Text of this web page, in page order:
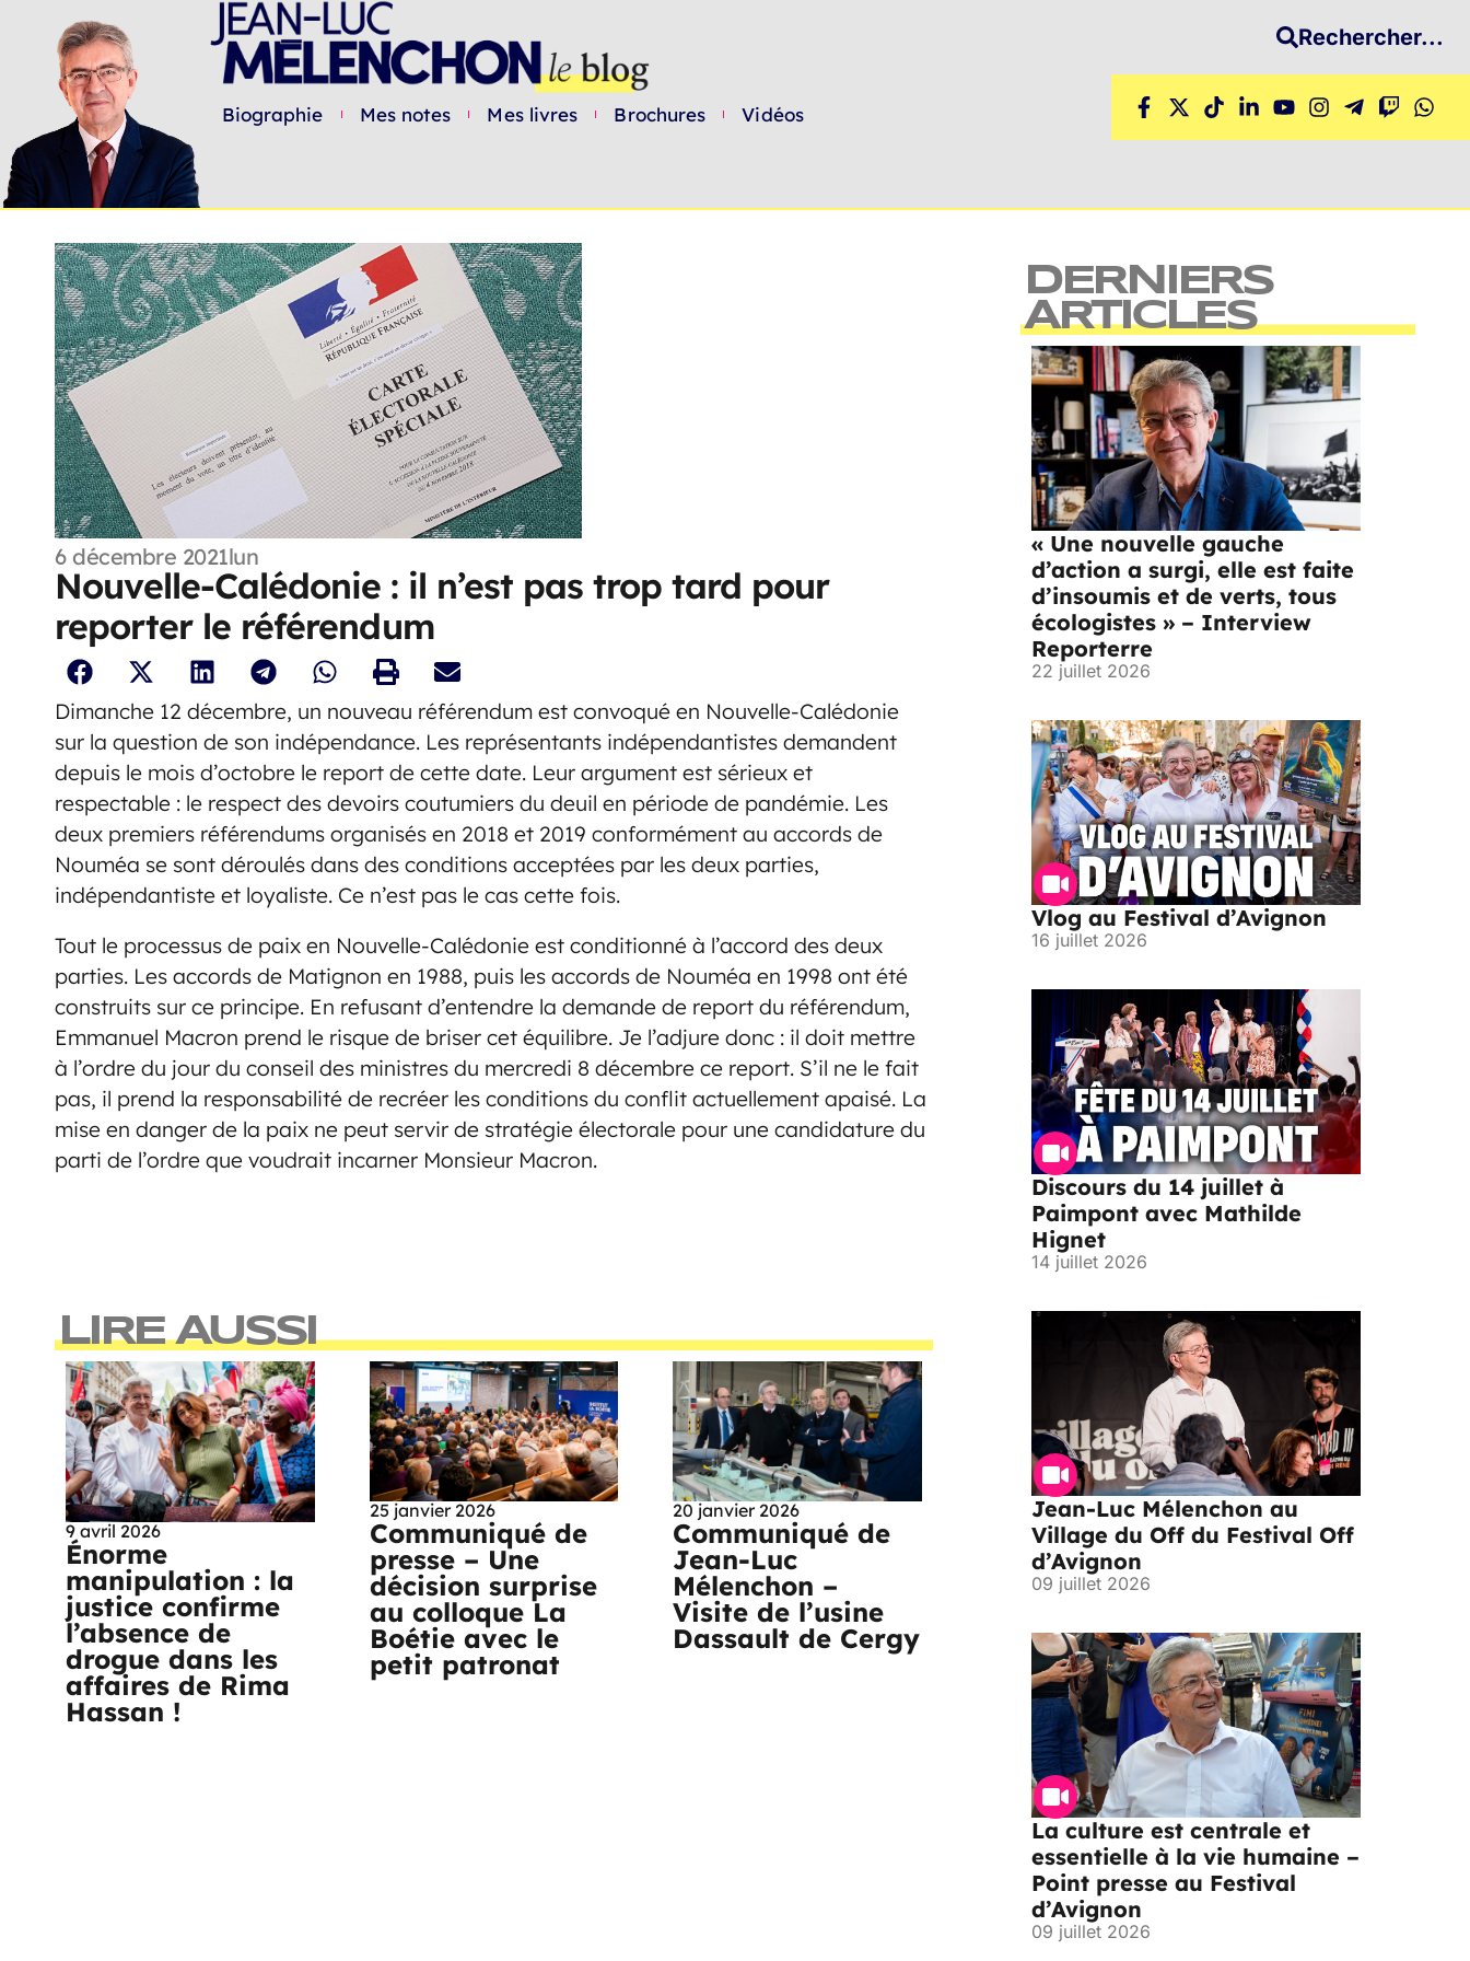
Biographie Mes notes Mes livres Brochures Vidéos
Rechercher...
6 décembre 2021lun
Nouvelle-Calédonie : il n’est pas trop tard pour
reporter le référendum
Dimanche 12 décembre, un nouveau référendum est convoqué en Nouvelle-Calédonie
sur la question de son indépendance. Les représentants indépendantistes demandent
depuis le mois d’octobre le report de cette date. Leur argument est sérieux et
respectable : le respect des devoirs coutumiers du deuil en période de pandémie. Les
deux premiers référendums organisés en 2018 et 2019 conformément au accords de
Nouméa se sont déroulés dans des conditions acceptées par les deux parties,
indépendantiste et loyaliste. Ce n’est pas le cas cette fois.
Tout le processus de paix en Nouvelle-Calédonie est conditionné à l’accord des deux
parties. Les accords de Matignon en 1988, puis les accords de Nouméa en 1998 ont été
construits sur ce principe. En refusant d’entendre la demande de report du référendum,
Emmanuel Macron prend le risque de briser cet équilibre. Je l’adjure donc : il doit mettre
à l’ordre du jour du conseil des ministres du mercredi 8 décembre ce report. S’il ne le fait
pas, il prend la responsabilité de recréer les conditions du conflit actuellement apaisé. La
mise en danger de la paix ne peut servir de stratégie électorale pour une candidature du
parti de l’ordre que voudrait incarner Monsieur Macron.
LIRE AUSSI
9 avril 2026
Énorme
manipulation : la
justice confirme
l’absence de
drogue dans les
affaires de Rima
Hassan !
25 janvier 2026
Communiqué de
presse – Une
décision surprise
au colloque La
Boétie avec le
petit patronat
20 janvier 2026
Communiqué de
Jean-Luc
Mélenchon –
Visite de l’usine
Dassault de Cergy
DERNIERS
ARTICLES
« Une nouvelle gauche
d’action a surgi, elle est faite
d’insoumis et de verts, tous
écologistes » – Interview
Reporterre
22 juillet 2026
Vlog au Festival d’Avignon
16 juillet 2026
Discours du 14 juillet à
Paimpont avec Mathilde
Hignet
14 juillet 2026
Jean-Luc Mélenchon au
Village du Off du Festival Off
d’Avignon
09 juillet 2026
La culture est centrale et
essentielle à la vie humaine –
Point presse au Festival
d’Avignon
09 juillet 2026